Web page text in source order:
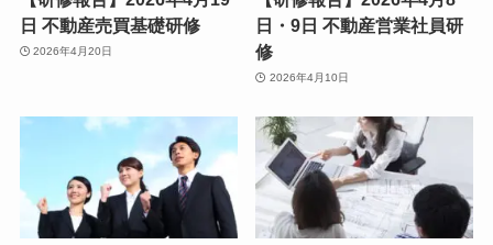
日 不動産売買基礎研修
2026年4月20日
日・9日 不動産営業社員研
修
2026年4月10日